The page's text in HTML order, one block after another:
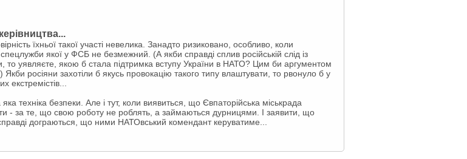
їхньої такої участі невелика. Занадто ризиковано, особливо, коли
якої у ФСБ не безмежний. (А якби справді сплив російській слід із
то уявляєте, якою б стала підтримка вступу України в НАТО? Цим би аргументом
росіяни захотіли б якусь провокацію такого типу влаштувати, то рвонуло б у
екстремістів...
техніка безпеки. Але і тут, коли виявиться, що Євпаторійська міськрада
- за те, що свою роботу не роблять, а займаються дурницями. І заявити, що
дограються, що ними НАТОвський комендант керуватиме...